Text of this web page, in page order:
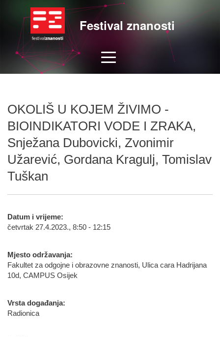
Festival znanosti
OKOLIŠ U KOJEM ŽIVIMO -
BIOINDIKATORI VODE I ZRAKA,
Snježana Dubovicki, Zvonimir
Užarević, Gordana Kragulj, Tomislav
Tuškan
Datum i vrijeme:
četvrtak 27.4.2023., 8:50 - 12:15
Mjesto održavanja:
Fakultet za odgojne i obrazovne znanosti, Ulica cara Hadrijana
10d, CAMPUS Osijek
Vrsta događanja:
Radionica